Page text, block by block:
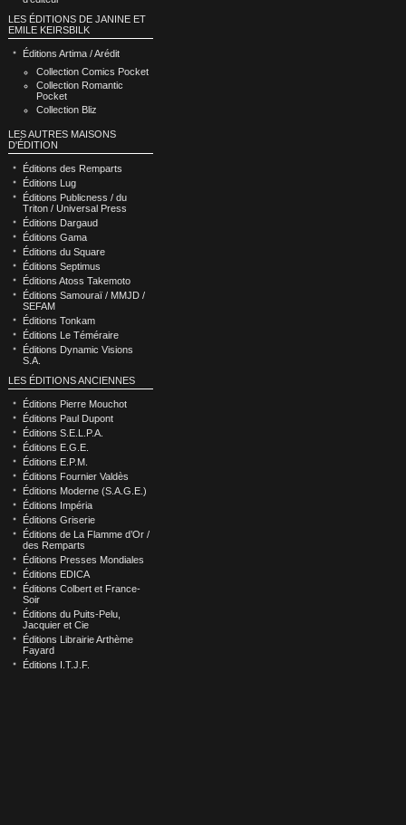
LES ÉDITIONS DE JANINE ET
EMILE KEIRSBILK
Éditions Artima / Arédit
Collection Comics Pocket
Collection Romantic
Pocket
Collection Bliz
LES AUTRES MAISONS
D'ÉDITION
Éditions des Remparts
Éditions Lug
Éditions Publicness / du
Triton / Universal Press
Éditions Dargaud
Éditions Gama
Éditions du Square
Éditions Septimus
Éditions Atoss Takemoto
Éditions Samouraï / MMJD /
SEFAM
Éditions Tonkam
Éditions Le Téméraire
Éditions Dynamic Visions
S.A.
LES ÉDITIONS ANCIENNES
Éditions Pierre Mouchot
Éditions Paul Dupont
Éditions S.E.L.P.A.
Éditions E.G.E.
Éditions E.P.M.
Éditions Fournier Valdès
Éditions Moderne (S.A.G.E.)
Éditions Impéria
Éditions Griserie
Éditions de La Flamme d’Or /
des Remparts
Éditions Presses Mondiales
Éditions EDICA
Éditions Colbert et France-
Soir
Éditions du Puits-Pelu,
Jacquier et Cie
Éditions Librairie Arthème
Fayard
Éditions I.T.J.F.